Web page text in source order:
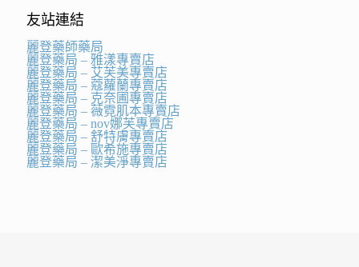
友站連結
麗登藥師藥局
麗登藥局 – 雅漾專賣店
麗登藥局 – 艾芙美專賣店
麗登藥局 – 蔻蘿蘭專賣店
麗登藥局 – 克奈圃專賣店
麗登藥局 – 薇霓肌本專賣店
麗登藥局 – nov娜芙專賣店
麗登藥局 – 舒特膚專賣店
麗登藥局 – 歐希施專賣店
麗登藥局 – 潔美淨專賣店